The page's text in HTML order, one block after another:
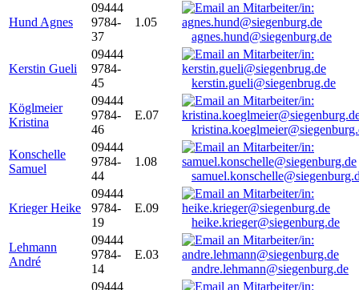
Hund Agnes
09444
9784-
37
1.05
agnes.hund@siegenburg.de
Kerstin Gueli
09444
9784-
45
kerstin.gueli@siegenbrug.de
Köglmeier
Kristina
09444
9784-
46
E.07
Konschelle
Samuel
09444
9784-
44
1.08
Krieger Heike
09444
9784-
19
E.09
heike.krieger@siegenburg.de
Lehmann
André
09444
9784-
14
E.03
andre.lehmann@siegenburg.de
09444